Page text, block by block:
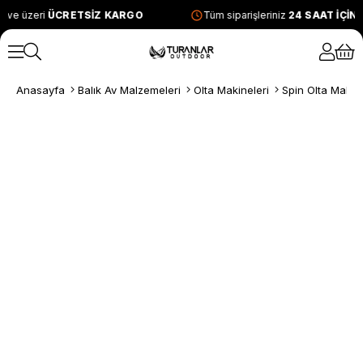
ve üzeri ÜCRETSİZ KARGO Tüm siparişleriniz 24 SAAT
Anasayfa Balık Av Malzemeleri Olta Makineleri Spin Olta